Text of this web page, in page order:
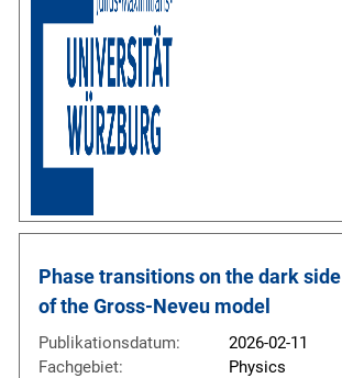
Phase transitions on the dark side
of the Gross-Neveu model
Publikationsdatum:
2026-02-11
Fachgebiet:
Physics